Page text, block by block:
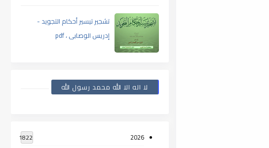
تشجير تيسير أحكام التجويد -
إدريس الوصابى ، pdf
لا اله الا الله محمد رسول الله
2026
1822